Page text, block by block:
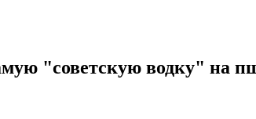
"советскую водку" на